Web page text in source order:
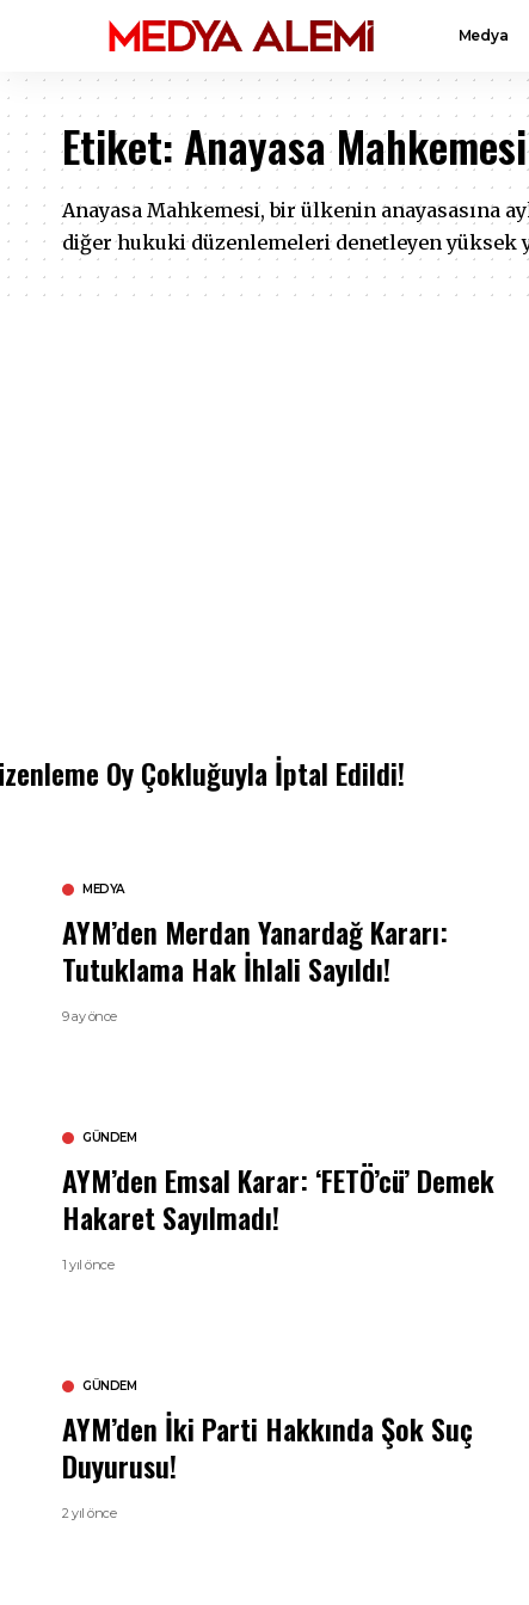
Medya
Etiket: Anayasa Mahkemesi
Anayasa Mahkemesi, bir ülkenin anayasasına
diğer hukuki düzenlemeleri denetleyen yüksek
Oy Çokluğuyla İptal Edildi!
MEDYA
AYM’den Merdan Yanardağ Kararı:
Tutuklama Hak İhlali Sayıldı!
9 ay önce
GÜNDEM
AYM’den Emsal Karar: ‘FETÖ’cü’ Demek
Hakaret Sayılmadı!
1 yıl önce
GÜNDEM
AYM’den İki Parti Hakkında Şok Suç
Duyurusu!
2 yıl önce